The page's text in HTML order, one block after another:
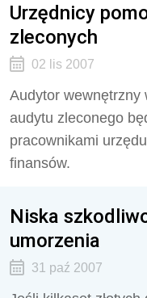
Urzędnicy
zleconych
02 lis 2007
Audytor wewnętrzny
audytu zleconego
pracownikami
finansów.
Niska
umorzenia
31 paź 2007